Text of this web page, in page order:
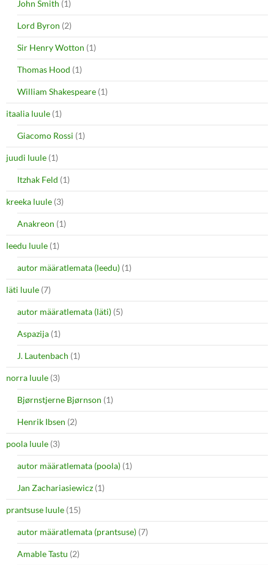
John Smith (1)
Lord Byron (2)
Sir Henry Wotton (1)
Thomas Hood (1)
William Shakespeare (1)
itaalia luule (1)
Giacomo Rossi (1)
juudi luule (1)
Itzhak Feld (1)
kreeka luule (3)
Anakreon (1)
leedu luule (1)
autor määratlemata (leedu) (1)
läti luule (7)
autor määratlemata (läti) (5)
Aspazija (1)
J. Lautenbach (1)
norra luule (3)
Bjørnstjerne Bjørnson (1)
Henrik Ibsen (2)
poola luule (3)
autor määratlemata (poola) (1)
Jan Zachariasiewicz (1)
prantsuse luule (15)
autor määratlemata (prantsuse) (7)
Amable Tastu (2)